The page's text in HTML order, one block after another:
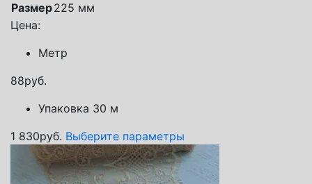
Размер225 мм
Цена:
Метр
88руб.
Упаковка 30 м
1 830руб. Выберите параметры